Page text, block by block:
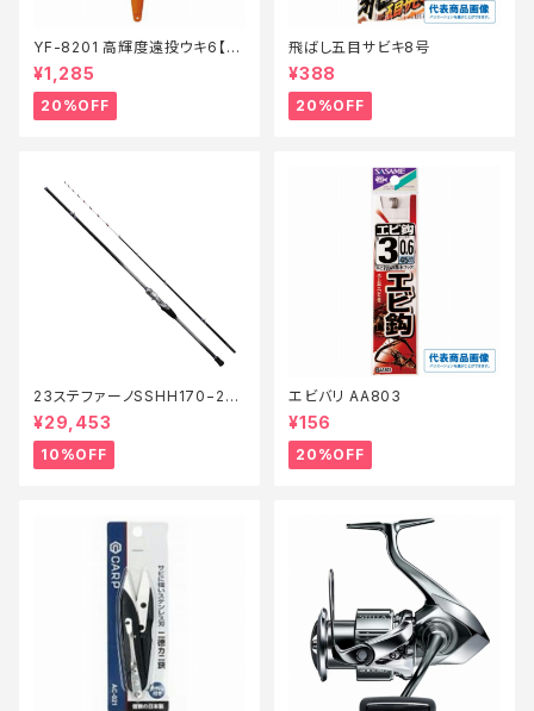
YF-8201 高輝度遠投ウキ6【特
価仕掛】【20】
¥1,285
20%OFF
飛ばし五目サビキ8号
¥388
20%OFF
23ステファーノSSHH170−2
【継続セール_ロッド】【10】
¥29,453
10%OFF
エビバリ AA803
¥156
20%OFF